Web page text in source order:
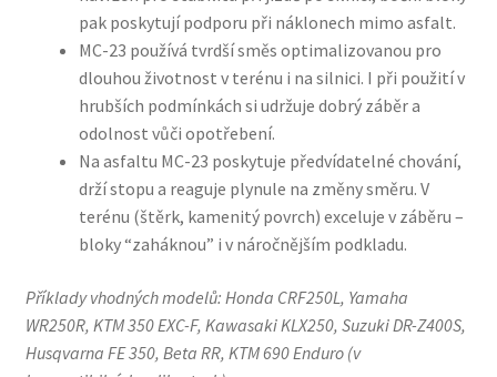
pak poskytují podporu při náklonech mimo asfalt.
MC-23 používá tvrdší směs optimalizovanou pro
dlouhou životnost v terénu i na silnici. I při použití v
hrubších podmínkách si udržuje dobrý záběr a
odolnost vůči opotřebení.
Na asfaltu MC-23 poskytuje předvídatelné chování,
drží stopu a reaguje plynule na změny směru. V
terénu (štěrk, kamenitý povrch) exceluje v záběru –
bloky “zaháknou” i v náročnějším podkladu.
Příklady vhodných modelů: Honda CRF250L, Yamaha
WR250R, KTM 350 EXC-F, Kawasaki KLX250, Suzuki DR-Z400S,
Husqvarna FE 350, Beta RR, KTM 690 Enduro (v